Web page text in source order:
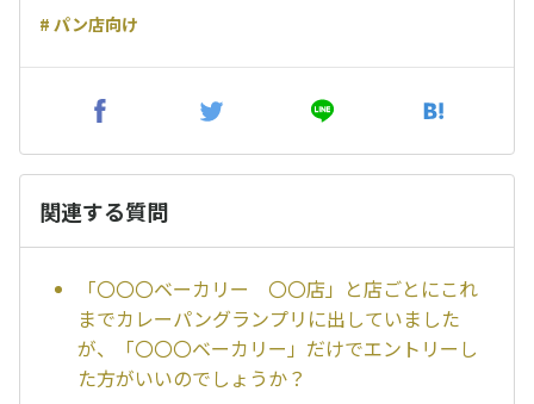
# パン店向け
関連する質問
「〇〇〇ベーカリー 〇〇店」と店ごとにこれ
までカレーパングランプリに出していました
が、「〇〇〇ベーカリー」だけでエントリーし
た方がいいのでしょうか？